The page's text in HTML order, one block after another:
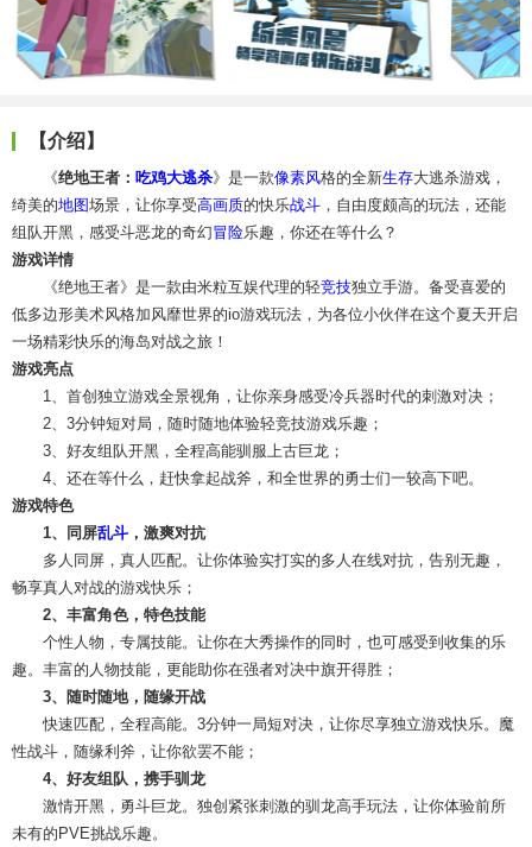
【介绍】
《绝地王者： 吃鸡大逃杀》是一款像素风格的全新生存大逃杀游戏，
绮美的地图场景，让你享受高画质的快乐战斗 ，自由度颇高的玩法，还能
组队开黑，感受斗恶龙的奇幻冒险乐趣，你还在等什么？
游戏详情
《绝地王者》是一款由米粒互娱代理的轻竞技独立手游。备受喜爱的
低多边形美术风格加风靡世界的io游戏玩法，为各位小伙伴在这个夏天开启
一场精彩快乐的海岛对战之旅！
游戏亮点
1、首创独立游戏全景视角，让你亲身感受冷兵器时代的刺激对决；
2、3分钟短对局，随时随地体验轻竞技游戏乐趣；
3、好友组队开黑，全程高能驯服上古巨龙；
4、还在等什么，赶快拿起战斧，和全世界的勇士们一较高下吧。
游戏特色
1、同屏乱斗 ，激爽对抗
多人同屏，真人匹配。让你体验实打实的多人在线对抗，告别无趣，
畅享真人对战的游戏快乐；
2、丰富角色，特色技能
个性人物，专属技能。让你在大秀操作的同时，也可感受到收集的乐
趣。丰富的人物技能，更能助你在强者对决中旗开得胜；
3、随时随地，随缘开战
快速匹配，全程高能。3分钟一局短对决，让你尽享独立游戏快乐。魔
性战斗，随缘利斧，让你欲罢不能；
4、好友组队，携手驯龙
激情开黑，勇斗巨龙。独创紧张刺激的驯龙高手玩法，让你体验前所
未有的PVE挑战乐趣。